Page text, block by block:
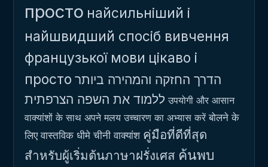
просто найсильніший і
найшвидший спосіб вивчення
французької мови цікаво і
просто הדרך החזקה והמהירה ביותר
ללמוד את השפה הצרפתית उपयोगी और आसान
वाक्यांशों के साथ अपने मलय उच्चारण का अभ्यास करें बोलने के
लिए वास्तविक धीमे चीनी वाक्यांश คู่มือที่ดีที่สุด
สำหรับผู้เริ่มต้นภาษาฝรั่งเศส ค้นพบ